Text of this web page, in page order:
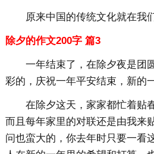
原来中国的传统文化就在我
除夕的作文200字 篇3
一年结束了，在除夕夜是团
彩的，庆祝一年平安结束，新的
在除夕这天，家家都忙着贴
而且每年家里的对联还是由我来
问也蛮大的，你去年时只要一看